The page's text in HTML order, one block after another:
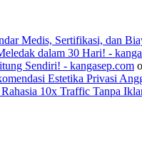
Medis, Sertifikasi, dan
dalam 30 Hari! -
Sendiri! - kangasep.com
Estetika Privasi
10x Traffic Tanpa